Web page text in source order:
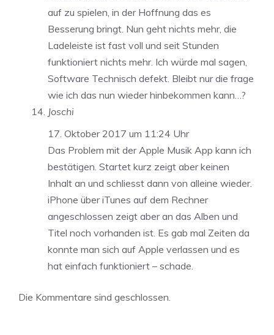
auf zu spielen, in der Hoffnung das es
Besserung bringt. Nun geht nichts mehr, die
Ladeleiste ist fast voll und seit Stunden
funktioniert nichts mehr. Ich würde mal sagen,
Software Technisch defekt. Bleibt nur die frage
wie ich das nun wieder hinbekommen kann…?
Joschi
17. Oktober 2017 um 11:24 Uhr
Das Problem mit der Apple Musik App kann ich
bestätigen. Startet kurz zeigt aber keinen
Inhalt an und schliesst dann von alleine wieder.
iPhone über iTunes auf dem Rechner
angeschlossen zeigt aber an das Alben und
Titel noch vorhanden ist. Es gab mal Zeiten da
konnte man sich auf Apple verlassen und es
hat einfach funktioniert – schade.
Die Kommentare sind geschlossen.